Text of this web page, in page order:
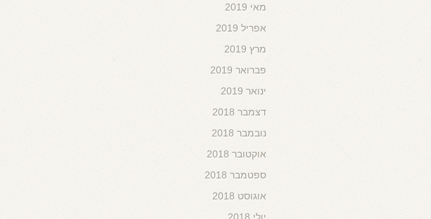
מאי 2019
אפריל 2019
מרץ 2019
פברואר 2019
ינואר 2019
דצמבר 2018
נובמבר 2018
אוקטובר 2018
ספטמבר 2018
אוגוסט 2018